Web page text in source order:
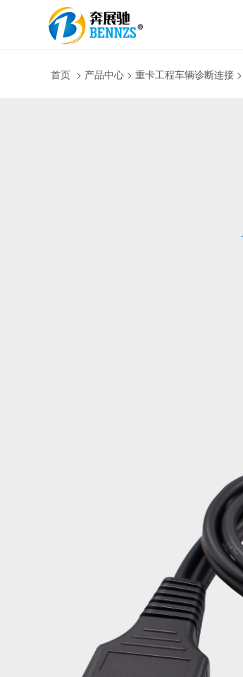
首页 > 产品中心 > 重卡工程车辆诊断连接